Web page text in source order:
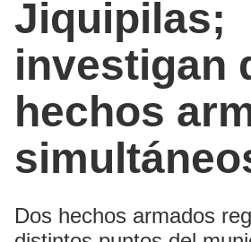
Jiquipilas;
investigan
hechos
Dos hechos armados